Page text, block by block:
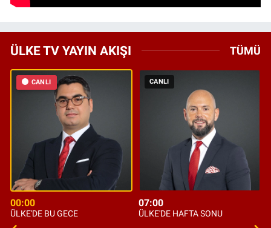
ÜLKE TV YAYIN AKIŞI TÜMÜ
CANLI
00:00
ÜLKE'DE BU GECE
CANLI
07:00
ÜLKE'DE HAFTA SONU